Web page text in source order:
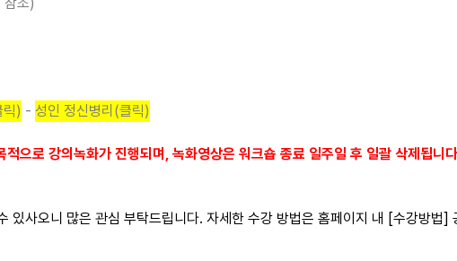
릭) - 성인 정신병리(클릭)
로 강의녹화가 진행되며, 녹화영상은 워크숍 종료 일주일 후 일괄 삭제됩니
사오니 많은 관심 부탁드립니다. 자세한 수강 방법은 홈페이지 내 [수강방법]